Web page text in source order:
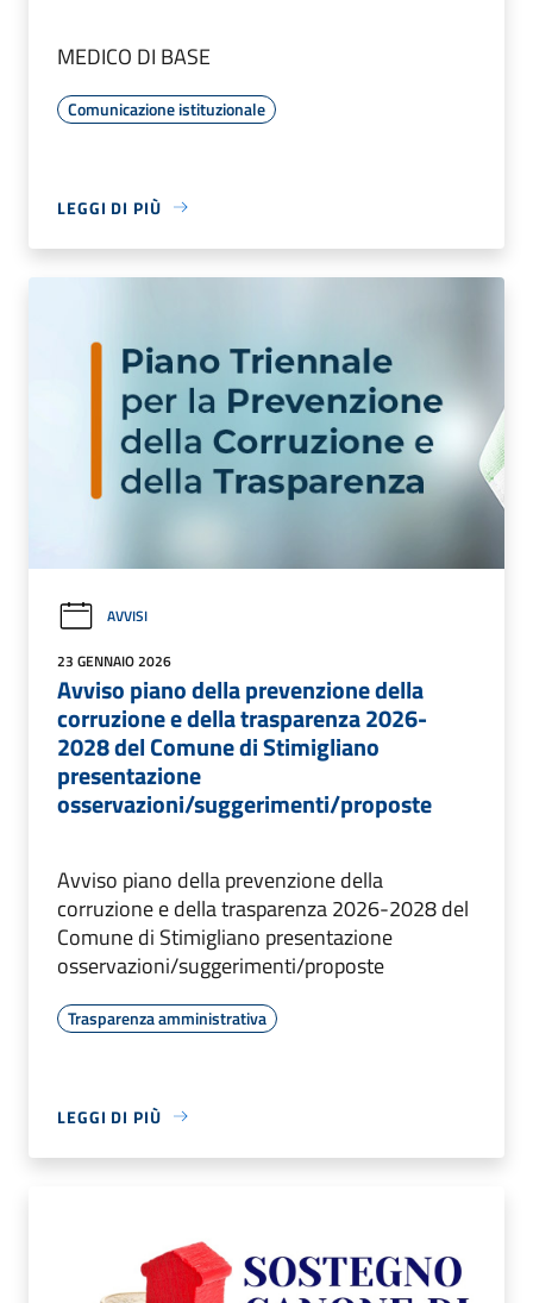
MEDICO DI BASE
Comunicazione istituzionale
LEGGI DI PIÙ
AVVISI
23 GENNAIO 2026
Avviso piano della prevenzione della
corruzione e della trasparenza 2026-
2028 del Comune di Stimigliano
presentazione
osservazioni/suggerimenti/proposte
Avviso piano della prevenzione della
corruzione e della trasparenza 2026-2028 del
Comune di Stimigliano presentazione
osservazioni/suggerimenti/proposte
Trasparenza amministrativa
LEGGI DI PIÙ